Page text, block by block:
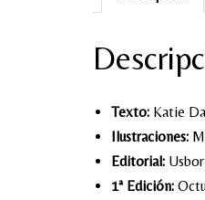
Texto: Katie
Ilustraciones:
Editorial:
1ª Edición: